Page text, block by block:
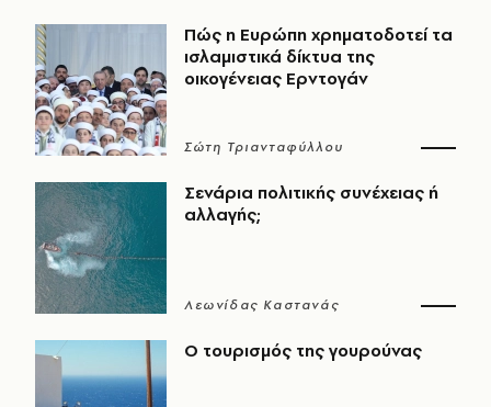
Πώς η Ευρώπη χρηματοδοτεί τα
ισλαμιστικά δίκτυα της
οικογένειας Ερντογάν
Σώτη Τριανταφύλλου
Σενάρια πολιτικής συνέχειας ή
αλλαγής;
Λεωνίδας Καστανάς
Ο τουρισμός της γουρούνας